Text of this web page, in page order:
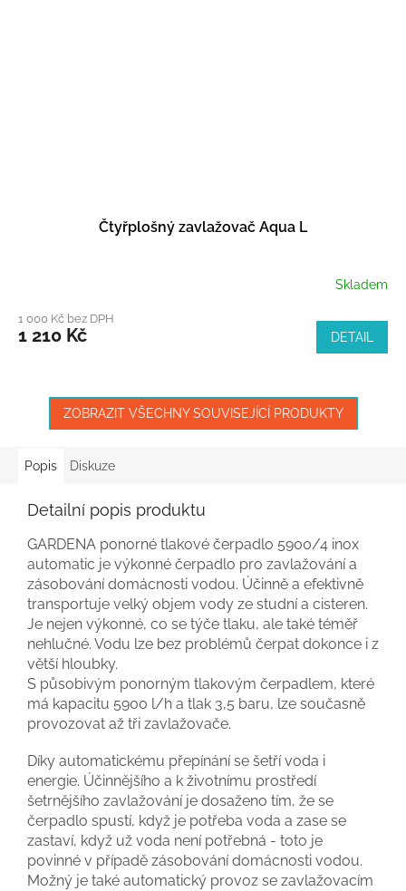
Čtyřplošný zavlažovač Aqua L
Skladem
1 000 Kč bez DPH
1 210 Kč DETAIL
ZOBRAZIT VŠECHNY SOUVISEJÍCÍ PRODUKTY
Popis Diskuze
Detailní popis produktu
GARDENA ponorné tlakové čerpadlo 5900/4 inox
automatic je výkonné čerpadlo pro zavlažování a
zásobování domácnosti vodou. Účinně a efektivně
transportuje velký objem vody ze studní a cisteren.
Je nejen výkonné, co se týče tlaku, ale také téměř
nehlučné. Vodu lze bez problémů čerpat dokonce i z
větší hloubky.
S působivým ponorným tlakovým čerpadlem, které
má kapacitu 5900 l/h a tlak 3,5 baru, lze současně
provozovat až tři zavlažovače.
Díky automatickému přepínání se šetří voda i
energie. Účinnějšího a k životnímu prostředí
šetrnějšího zavlažování je dosaženo tím, že se
čerpadlo spustí, když je potřeba voda a zase se
zastaví, když už voda není potřebná - toto je
povinné v případě zásobování domácnosti vodou.
Možný je také automatický provoz se zavlažovacím